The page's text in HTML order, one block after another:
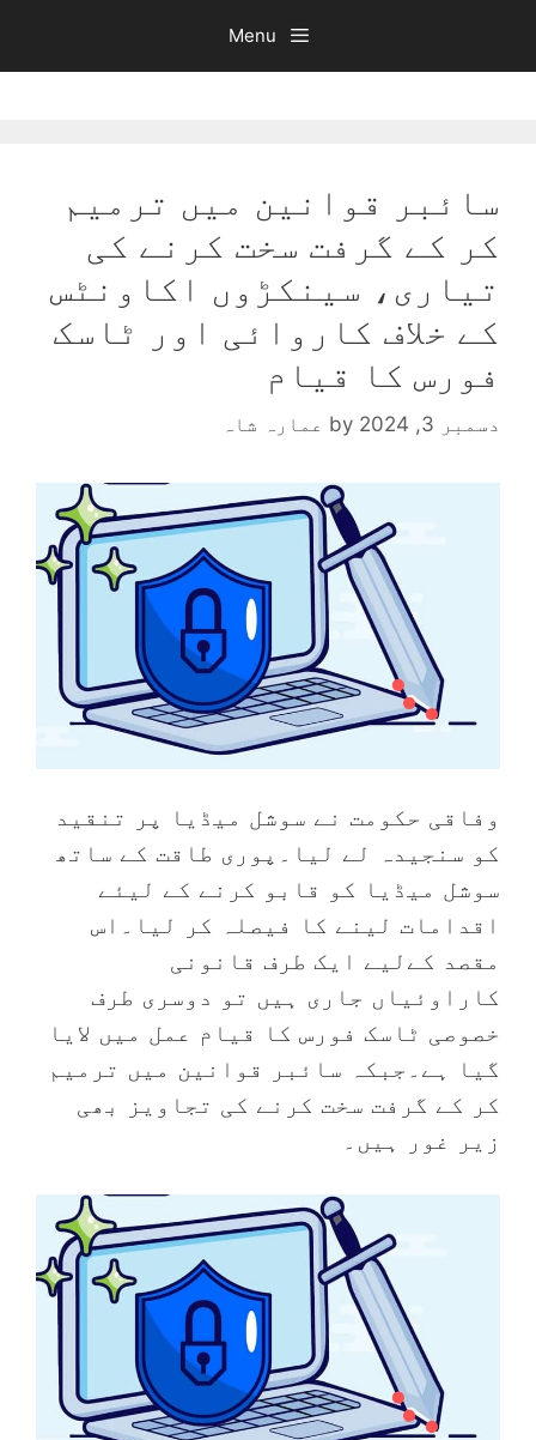
content
Menu
سائبر قوانین میں ترمیم
کر کے گرفت سخت کرنے کی
تیاری، سینکڑوں اکاونٹس
کے خلاف کاروائی اور ٹاسک
فورس کا قیام
دسمبر 3, 2024 by عمارہ شاہ
وفاقی حکومت نے سوشل میڈیا پر تنقید
کو سنجیدہ لے لیا۔پوری طاقت کے ساتھ
سوشل میڈیا کو قابو کرنے کے لیئے
اقدامات لینے کا فیصلہ کر لیا۔اس
مقصد کےلیے ایک طرف قانونی
کاراوئیاں جاری ہیں تو دوسری طرف
خصوصی ٹاسک فورس کا قیام عمل میں لایا
گیا ہے۔جبکہ سائبر قوانین میں ترمیم
کر کے گرفت سخت کرنے کی تجاویز بھی
زیر غور ہیں۔